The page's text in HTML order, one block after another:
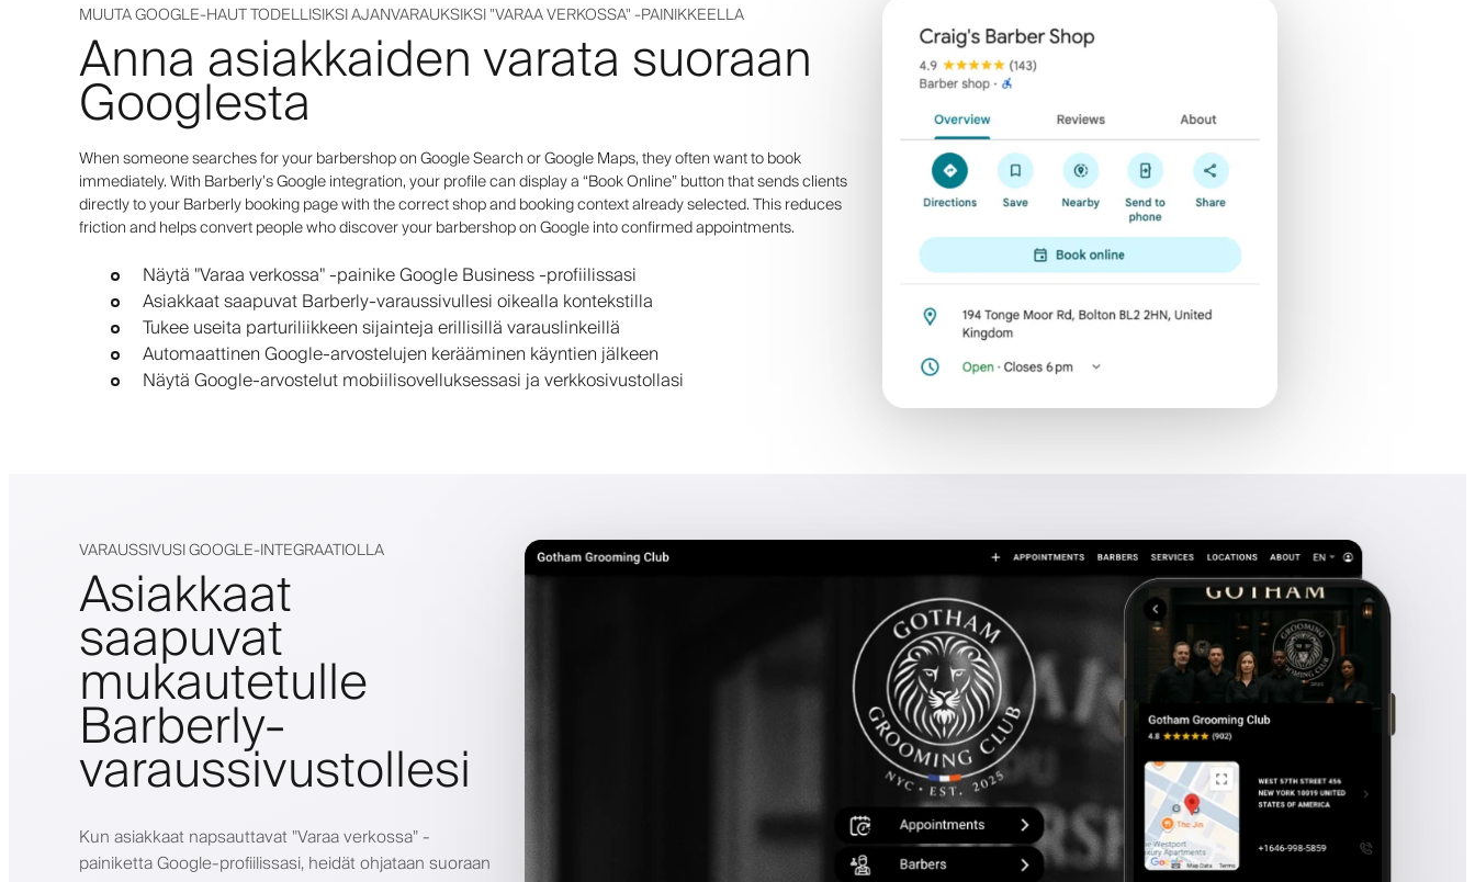
MUUTA GOOGLE-HAUT TODELLISIKSI AJANVARAUKSIKSI "VARAA VERKOSSA" -PAINIKKEELLA
Anna asiakkaiden varata suoraan
Googlesta
When someone searches for your barbershop on Google Search or Google Maps, they often want to book
immediately. With Barberly’s Google integration, your profile can display a “Book Online” button that sends clients
directly to your Barberly booking page with the correct shop and booking context already selected. This reduces
friction and helps convert people who discover your barbershop on Google into confirmed appointments.
Näytä "Varaa verkossa" -painike Google Business -profiilissasi
Asiakkaat saapuvat Barberly-varaussivullesi oikealla kontekstilla
Tukee useita parturiliikkeen sijainteja erillisillä varauslinkeillä
Automaattinen Google-arvostelujen kerääminen käyntien jälkeen
Näytä Google-arvostelut mobiilisovelluksessasi ja verkkosivustollasi
VARAUSSIVUSI GOOGLE-INTEGRAATIOLLA
Asiakkaat
saapuvat
mukautetulle
Barberly-
varaussivustollesi
Kun asiakkaat napsauttavat "Varaa verkossa" -
painiketta Google-profiilissasi, heidät ohjataan suoraan